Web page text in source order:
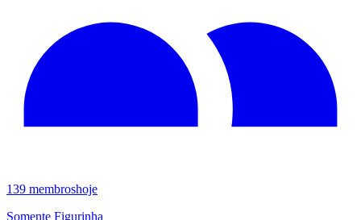
139 membroshoje
Somente Figurinha